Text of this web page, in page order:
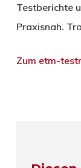
Testberichte
Praxisnah.
Zum etm-